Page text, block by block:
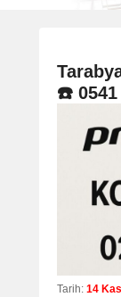
☎️ 0541
Tarih: 14